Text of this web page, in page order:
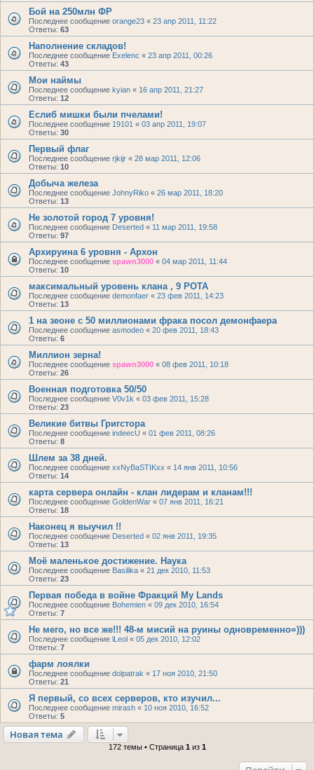
Бой на 250млн ФР
Последнее сообщение orange23 « 23 апр 2011, 11:22
Ответы: 63
Наполнение складов!
Последнее сообщение Exelenc « 23 апр 2011, 00:26
Ответы: 43
Мои наймы
Последнее сообщение kyian « 16 апр 2011, 21:27
Ответы: 12
Еслиб мишки были пчелами!
Последнее сообщение 19101 « 03 апр 2011, 19:07
Ответы: 30
Первый флаг
Последнее сообщение rjkijr « 28 мар 2011, 12:06
Ответы: 10
Добыча железа
Последнее сообщение JohnyRiko « 26 мар 2011, 18:20
Ответы: 13
Не золотой город 7 уровня!
Последнее сообщение Deserted « 11 мар 2011, 19:58
Ответы: 97
Архируина 6 уровня - Архон
Последнее сообщение spawn3000 « 04 мар 2011, 11:44
Ответы: 10
максимальный уровень клана , 9 РОТА
Последнее сообщение demonfaer « 23 фев 2011, 14:23
Ответы: 13
1 на зеоне с 50 миллионами фрака посол демонфаера
Последнее сообщение asmodeo « 20 фев 2011, 18:43
Ответы: 6
Миллион зерна!
Последнее сообщение spawn3000 « 08 фев 2011, 10:18
Ответы: 26
Военная подготовка 50/50
Последнее сообщение V0v1k « 03 фев 2011, 15:28
Ответы: 23
Великие битвы Григстора
Последнее сообщение indeecU « 01 фев 2011, 08:26
Ответы: 8
Шлем за 38 дней.
Последнее сообщение xxNyBaSTIKxx « 14 янв 2011, 10:56
Ответы: 14
карта сервера онлайн - клан лидерам и кланам!!!
Последнее сообщение GoldenWar « 07 янв 2011, 16:21
Ответы: 18
Наконец я выучил !!
Последнее сообщение Deserted « 02 янв 2011, 19:35
Ответы: 13
Моё маленькое достижение. Наука
Последнее сообщение Basilika « 21 дек 2010, 11:53
Ответы: 23
Первая победа в войне Фракций My Lands
Последнее сообщение Bohemien « 09 дек 2010, 16:54
Ответы: 7
Не мего, но все же!!! 48-м мисий на руины одновременно=)))
Последнее сообщение lLeol « 05 дек 2010, 12:02
Ответы: 7
фарм лоялки
Последнее сообщение dolpatrak « 17 ноя 2010, 21:50
Ответы: 21
Я первый, со всех серверов, кто изучил...
Последнее сообщение mirash « 10 ноя 2010, 16:52
Ответы: 5
Новая тема
172 темы • Страница 1из 1